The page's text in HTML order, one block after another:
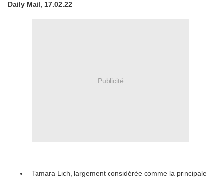
Daily Mail, 17.02.22
Publicité
Tamara Lich, largement considérée comme la principale